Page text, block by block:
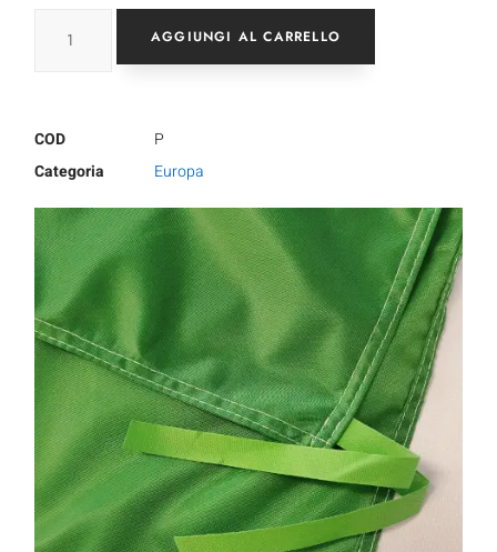
AGGIUNGI AL CARRELLO
COD
P
Categoria
Europa